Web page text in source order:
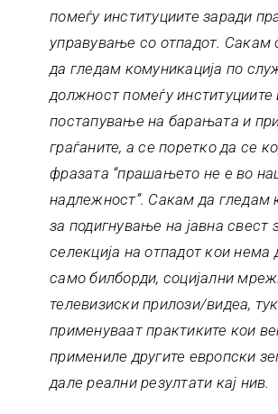
помеѓу институциите заради
управување со отпадот. Сакам
да гледам комуникација по
должност помеѓу институциите
постапување на барањата и
граѓаните, а се поретко да се
фразата “прашањето не е во
надлежност”. Сакам да
за подигнување на јавна свест
селекција на отпадот кои нема
само билборди, социјални
телевизиски прилози/видеа,
применуваат практиките кои
примениле другите европски
дале реални резултати кај нив.